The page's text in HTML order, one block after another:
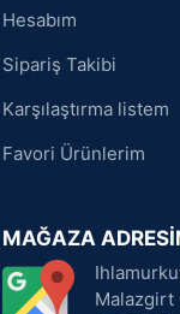
Hesabım
Sipariş Takibi
Karşılaştırma listem
Favori Ürünlerim
MAĞAZA
Malazgirt